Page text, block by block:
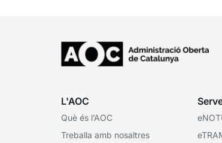
L'AOC
Què és l’AOC
Treballa amb nosaltres